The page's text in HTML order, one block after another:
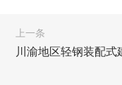
上一条
川渝地区轻钢装配